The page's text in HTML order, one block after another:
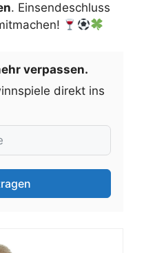
. Einsendeschluss
verpassen.
direkt ins